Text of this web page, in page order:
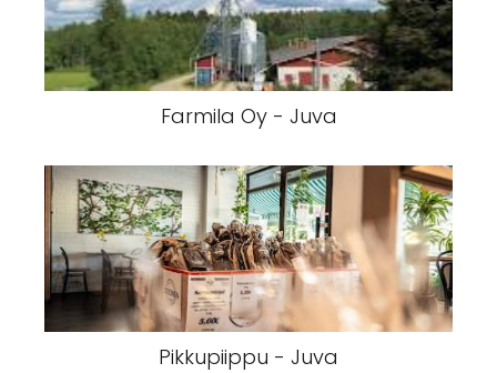
Farmila Oy - Juva
Pikkupiippu - Juva